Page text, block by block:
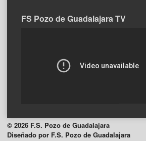
FS Pozo de Guadalajara TV
© 2026 F.S. Pozo de Guadalajara
Diseñado por F.S. Pozo de Guadalajara